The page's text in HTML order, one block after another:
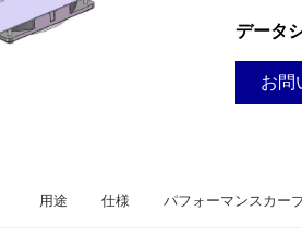
データ
お問
用途 仕様 パフォーマンスカー